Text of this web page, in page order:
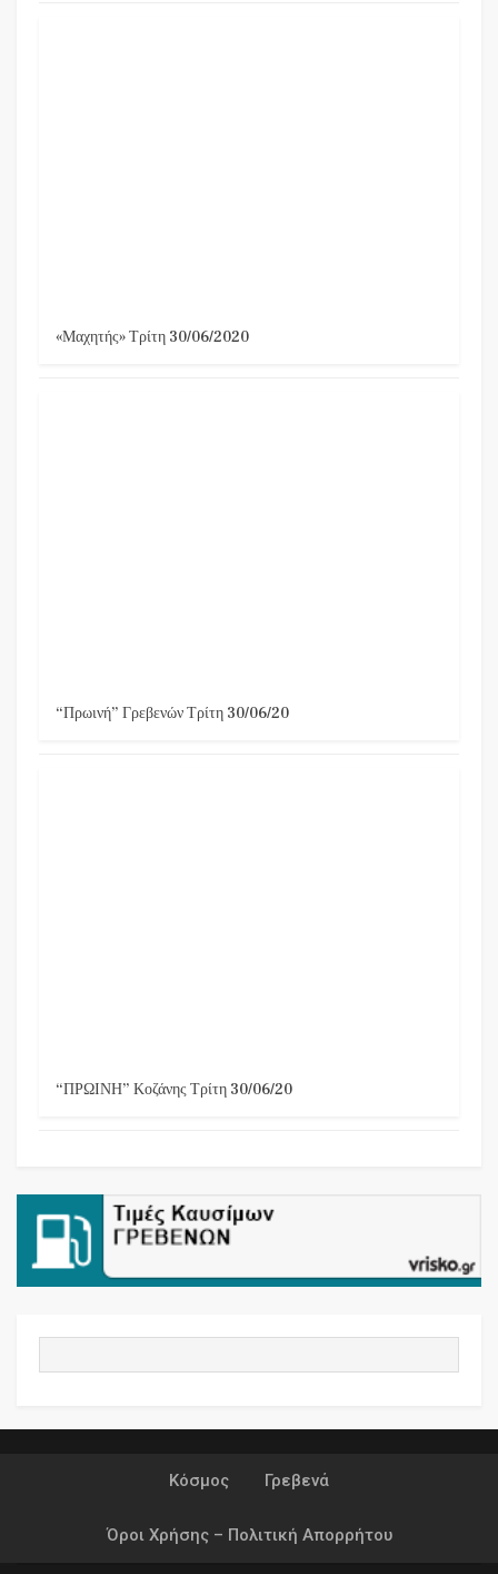
«Μαχητής» Τρίτη 30/06/2020
“Πρωινή” Γρεβενών Τρίτη 30/06/20
“ΠΡΩΙΝΗ” Κοζάνης Τρίτη 30/06/20
Κόσμος Γρεβενά
Όροι Χρήσης – Πολιτική Απορρήτου